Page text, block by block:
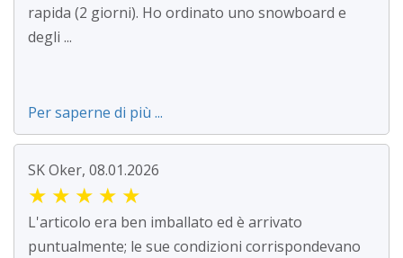
rapida (2 giorni). Ho ordinato uno snowboard e
degli ...
Per saperne di più ...
SK Oker, 08.01.2026
★ ★ ★ ★ ★
L'articolo era ben imballato ed è arrivato
puntualmente; le sue condizioni corrispondevano